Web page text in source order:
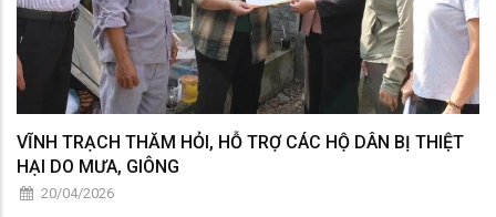
VĨNH TRẠCH THĂM HỎI, HỖ TRỢ CÁC HỘ DÂN BỊ THIỆT
HẠI DO MƯA, GIÔNG
20/04/2026